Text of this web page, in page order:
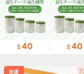
40 40